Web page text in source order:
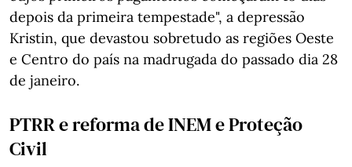
depois da primeira tempestade", a depressão
Kristin, que devastou sobretudo as regiões Oeste
e Centro do país na madrugada do passado dia 28
de janeiro.
PTRR e reforma de INEM e Proteção
Civil